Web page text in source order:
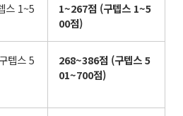
스 1~5
1~267점 (구텝스 1~5
00점)
텝스 5
268~386점 (구텝스5
01~700점)